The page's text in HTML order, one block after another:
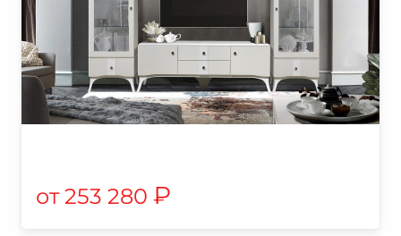
253 280 ₽